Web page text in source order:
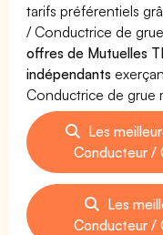
tarifs préférentiels
/ Conductrice de
offres de Mutuelles
indépendants
Conductrice de grue
Les
Conducteur /
Les
Conducteur /